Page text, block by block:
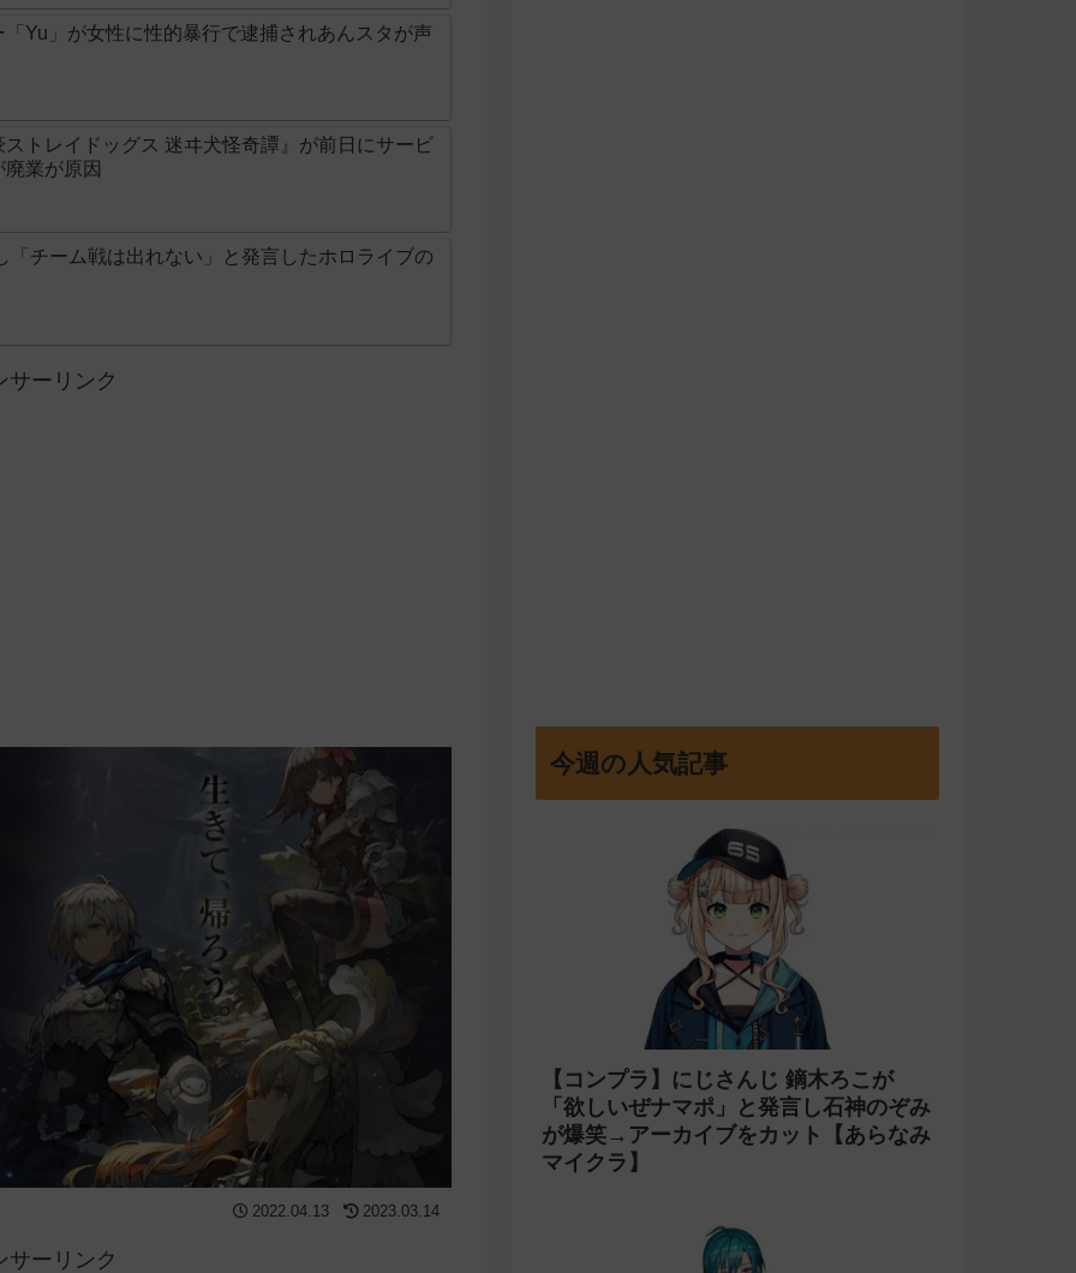
Yu」が女性に性的暴行で逮捕されあんスタが声
トレイドッグス 迷ヰ犬怪奇譚』が前日にサービ
業が原因
「チーム戦は出れない」と発言したホロライブの
サーリンク
2022.04.13 2023.03.14
サーリンク
今週の人気記事
【コンプラ】にじさんじ 鏑木ろこが
「欲しいぜナマポ」と発言し石神のぞみ
が爆笑→アーカイブをカット【あらなみ
マイクラ】